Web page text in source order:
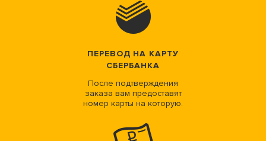
ПЕРЕВОД НА КАРТУ
СБЕРБАНКА
После подтверждения
заказа вам предоставят
номер карты на которую.